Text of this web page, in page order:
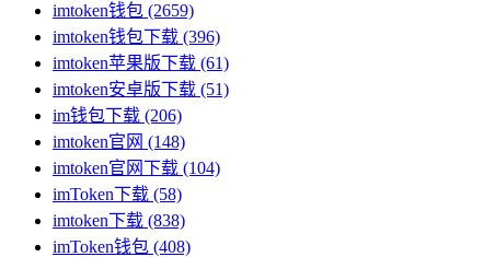
imtoken钱包 (2659)
imtoken钱包下载 (396)
imtoken苹果版下载 (61)
imtoken安卓版下载 (51)
im钱包下载 (206)
imtoken官网 (148)
imtoken官网下载 (104)
imToken下载 (58)
imtoken下载 (838)
imToken钱包 (408)